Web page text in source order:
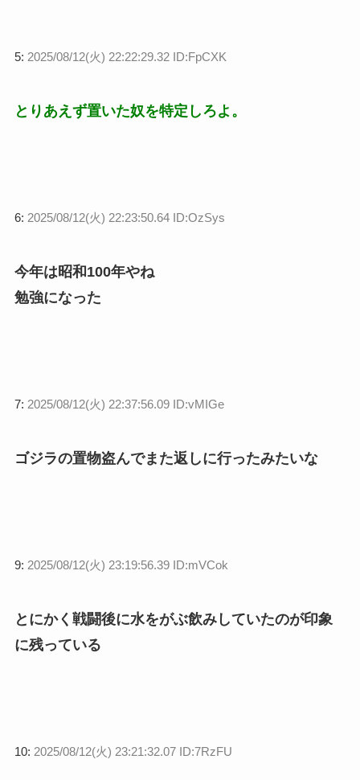
5: 2025/08/12(火) 22:22:29.32 ID:FpCXK
とりあえず置いた奴を特定しろよ。
6: 2025/08/12(火) 22:23:50.64 ID:OzSys
今年は昭和100年やね
勉強になった
7: 2025/08/12(火) 22:37:56.09 ID:vMIGe
ゴジラの置物盗んでまた返しに行ったみたいな
9: 2025/08/12(火) 23:19:56.39 ID:mVCok
とにかく戦闘後に水をがぶ飲みしていたのが印象
に残っている
10: 2025/08/12(火) 23:21:32.07 ID:7RzFU